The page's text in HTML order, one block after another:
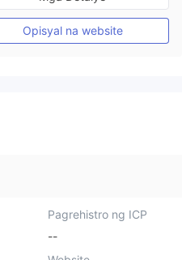
Paggawa ng Market (MM)
cTrader
Opisyal na website
Pagrehistro ng ICP
--